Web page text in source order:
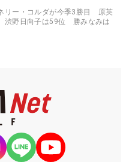
リー・コルダが今季3勝目 原英
野日向子は59位 勝みなみは